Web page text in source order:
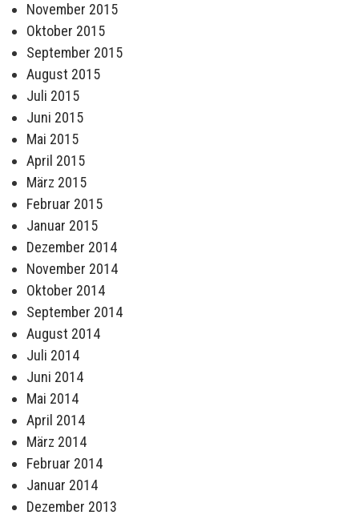
November 2015
Oktober 2015
September 2015
August 2015
Juli 2015
Juni 2015
Mai 2015
April 2015
März 2015
Februar 2015
Januar 2015
Dezember 2014
November 2014
Oktober 2014
September 2014
August 2014
Juli 2014
Juni 2014
Mai 2014
April 2014
März 2014
Februar 2014
Januar 2014
Dezember 2013